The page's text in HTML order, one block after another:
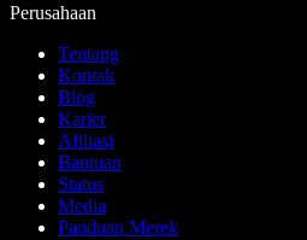
Perusahaan
Tentang
Kontak
Blog
Karier
Afiliasi
Bantuan
Status
Media
Panduan Merek